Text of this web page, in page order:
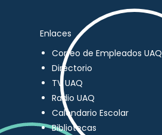
Enlaces
Correo de Empleados UAQ
Directorio
TV UAQ
Radio UAQ
Calendario Escolar
Bibliotecas